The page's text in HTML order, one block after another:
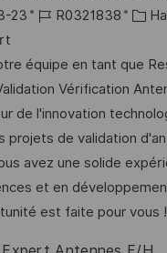
23
I
d
e
e
m
p
l
e
R0321838
C
t
e
g
o
r
í
a
équipe en tant que
Vérification
de l'innovation
projets de validation
avez une solide
et en
est faite pour vous !